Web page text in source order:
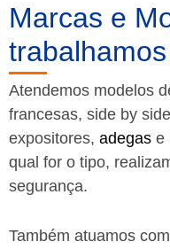
Marcas e
trabalhamos
Atendemos modelos
francesas, side by
expositores, adegas e
qual for o tipo,
segurança.
Também atuamos